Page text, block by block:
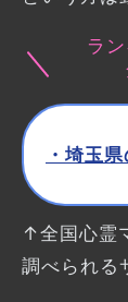
ラ
・埼玉
↑全国心霊
調べられる